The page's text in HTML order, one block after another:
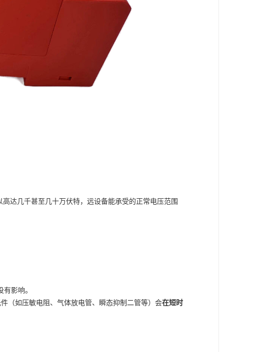
达几千甚至几十万伏特，远设备能承受的正常电压范围
有影响。
（如压敏电阻、气体放电管、瞬态抑制二管等）会在短时